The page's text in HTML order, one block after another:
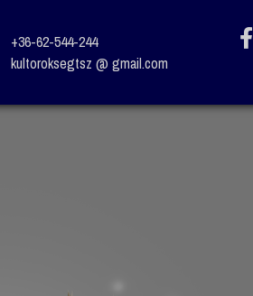
+36-62-544-244
kultoroksegtsz @ gmail.com